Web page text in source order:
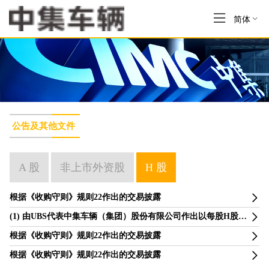
简体
公告及其他文件
A 股 非上市外资股 H 股
根据《收购守则》规则22作出的交易披露
(1) 由UBS代表中集车辆（集团）股份有限公司作出以每股H股7.5港元的价格回购全部已发行H股（中集集团及其一致行动方所持有者除外）的无条件现金要约；(2) H股回购要约的截止及结果；及(3) 中集车辆（集团）股份有限公司H股自香港联合交易所有限公司自愿退市
根据《收购守则》规则22作出的交易披露
根据《收购守则》规则22作出的交易披露